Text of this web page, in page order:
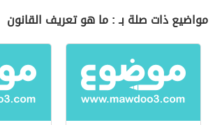
مواضيع ذات صلة بـ : ما هو تعريف القانون